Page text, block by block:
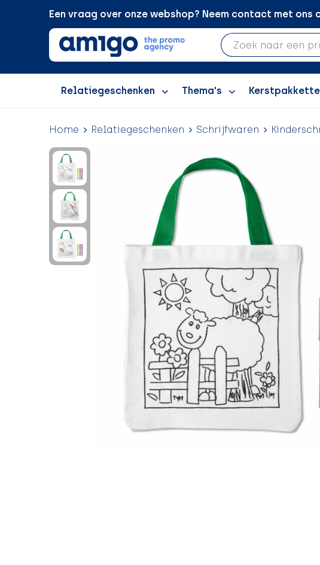
Een vraag over onze webshop? Neem contact met ons
Relatiegeschenken Thema's
Home Relatiegeschenken Schrijfwaren